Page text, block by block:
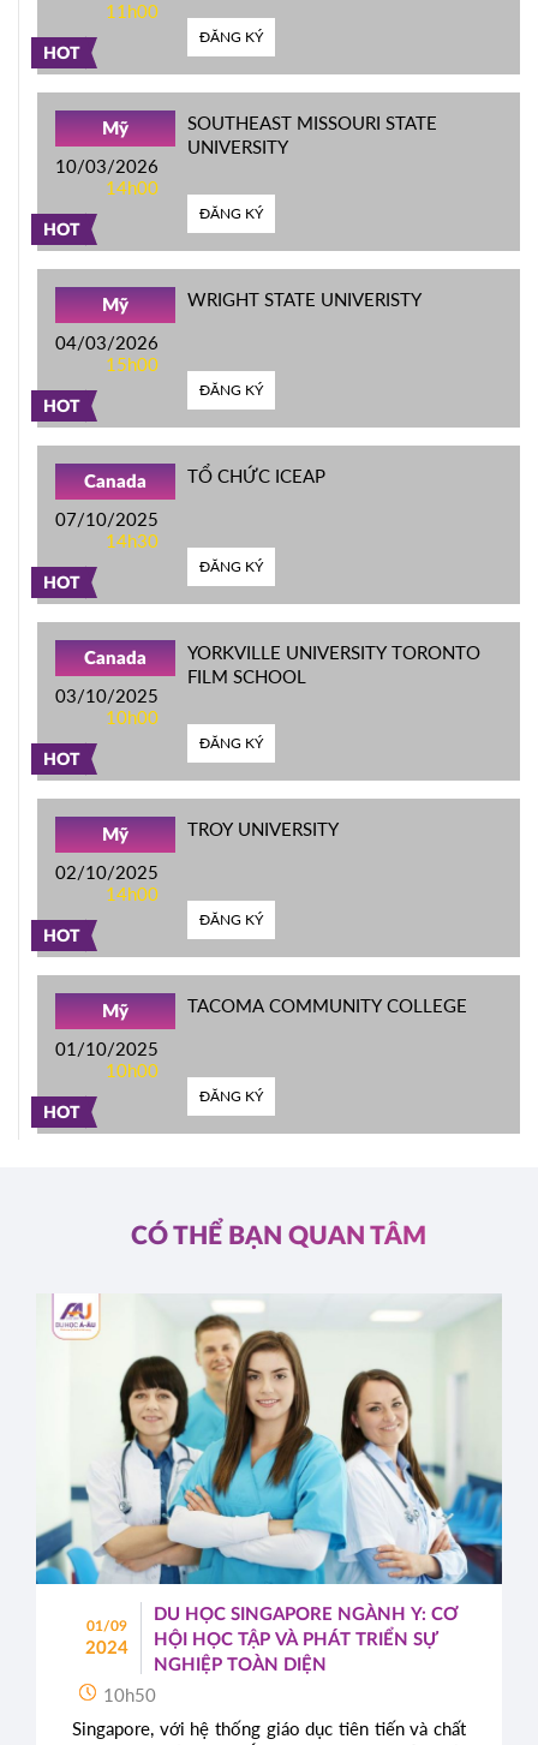
HOT
11h00
ĐĂNG KÝ
HOT
Mỹ
10/03/2026
14h00
SOUTHEAST MISSOURI STATE
UNIVERSITY
ĐĂNG KÝ
HOT
Mỹ
04/03/2026
15h00
WRIGHT STATE UNIVERISTY
ĐĂNG KÝ
HOT
Canada
07/10/2025
14h30
TỔ CHỨC ICEAP
ĐĂNG KÝ
HOT
Canada
03/10/2025
10h00
YORKVILLE UNIVERSITY TORONTO
FILM SCHOOL
ĐĂNG KÝ
HOT
Mỹ
02/10/2025
14h00
TROY UNIVERSITY
ĐĂNG KÝ
HOT
Mỹ
01/10/2025
10h00
TACOMA COMMUNITY COLLEGE
ĐĂNG KÝ
CÓ THỂ BẠN QUAN TÂM
01/09
2024
DU HỌC SINGAPORE NGÀNH Y: CƠ
HỘI HỌC TẬP VÀ PHÁT TRIỂN SỰ
NGHIỆP TOÀN DIỆN
10h50
Singapore, với hệ thống giáo dục tiên tiến và chất